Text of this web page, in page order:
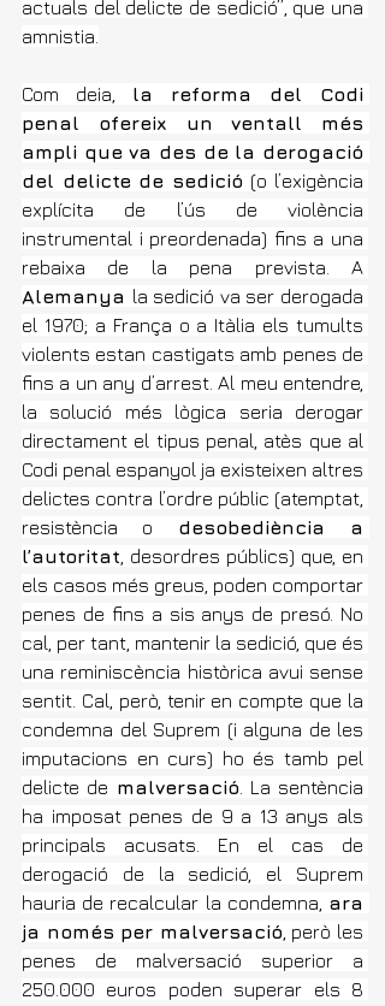
actuals del delicte de sedició”, que una
amnistia.
Com deia, la reforma del Codi
penal ofereix un ventall més
ampli que va des de la derogació
del delicte de sedició (o l’exigència
explícita de l’ús de violència
instrumental i preordenada) fins a una
Alemanya la sedició va ser derogada
el 1970; a França o a Itàlia els tumults
violents estan castigats amb penes de
fins a un any d’arrest. Al meu entendre,
la solució més lògica seria derogar
directament el tipus penal, atès que al
Codi penal espanyol ja existeixen altres
delictes contra l’ordre públic (atemptat,
resistència o desobediència a
l’autoritat , desordres públics) que, en
els casos més greus, poden comportar
penes de fins a sis anys de presó. No
cal, per tant, mantenir la sedició, que és
una reminiscència històrica avui sense
sentit. Cal, però, tenir en compte que la
condemna del Suprem (i alguna de les
imputacions en curs) ho és tamb pel
delicte de malversació . La sentència
ha imposat penes de 9 a 13 anys als
principals acusats. En el cas de
derogació de la sedició, el Suprem
hauria de recalcular la condemna, ara
ja només per malversació , però les
penes de malversació superior a
250.000 euros poden superar els 8